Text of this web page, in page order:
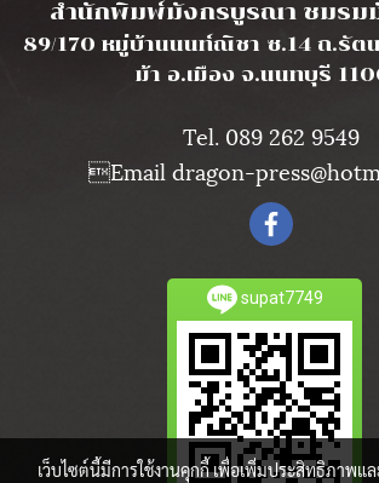
สำนักพิมพ์มังกรบูรณา ชมรม
89/170 หมู่บ้านนนท์ณิชา ซ.14 ถ.รัตน
ม้า อ.เมือง จ.นนทบุรี
Tel. 089 262 9549
Email dragon-
supat7749
เว็บไซต์นี้มีการใช้งานคุกกี้ เพื่อเพิ่มประสิทธิภาพ